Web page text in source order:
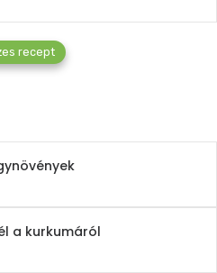
recept
a kurkumáról